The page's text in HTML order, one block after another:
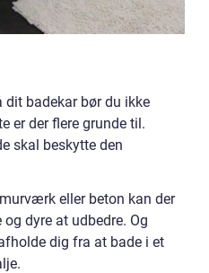
dit badekar bør du ikke
er der flere grunde til.
skal beskytte den
eller beton kan der
dyre at udbedre. Og
dig fra at bade i et